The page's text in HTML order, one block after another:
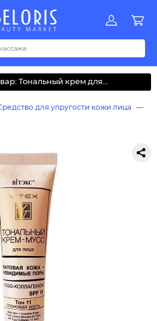
Акции
QRSTUVWYZАБВДЗИМОКЛНПРСТУФ
Тональный крем для...
для упругости кожи лица